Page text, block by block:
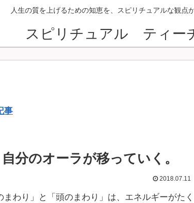
人生の質を上げるための知恵を、スピリチュアルな観点
スピリチュアル ティー
事
分のオーラが移っていく。
2018.07.11
わり」と「頭のまわり」は、エネルギーがたく